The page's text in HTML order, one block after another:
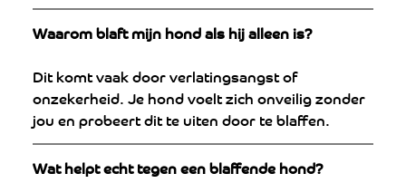
Waarom blaft mijn hond als hij alleen is?
Dit komt vaak door verlatingsangst of
onzekerheid. Je hond voelt zich onveilig zonder
jou en probeert dit te uiten door te blaffen.
Wat helpt echt tegen een blaffende hond?